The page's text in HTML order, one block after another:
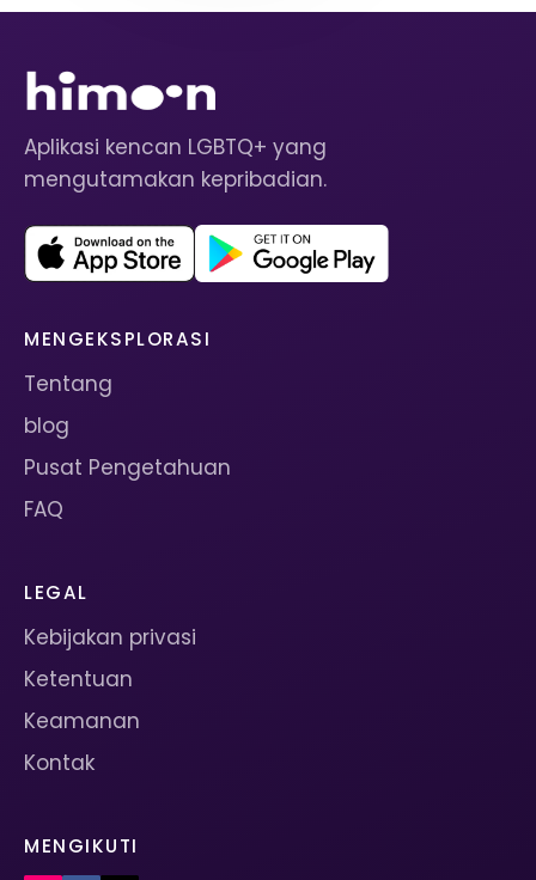
Aplikasi kencan LGBTQ+ yang
mengutamakan kepribadian.
MENGEKSPLORASI
Tentang
blog
Pusat Pengetahuan
FAQ
LEGAL
Kebijakan privasi
Ketentuan
Keamanan
Kontak
MENGIKUTI